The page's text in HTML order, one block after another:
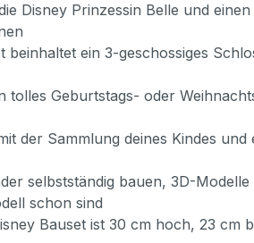
Disney Prinzessin Belle und
ein 3-geschossiges
tolles Geburtstags- oder
der Sammlung deines Kindes
selbstständig bauen, 3D-
schon sind
Bauset ist 30 cm hoch, 23 cm